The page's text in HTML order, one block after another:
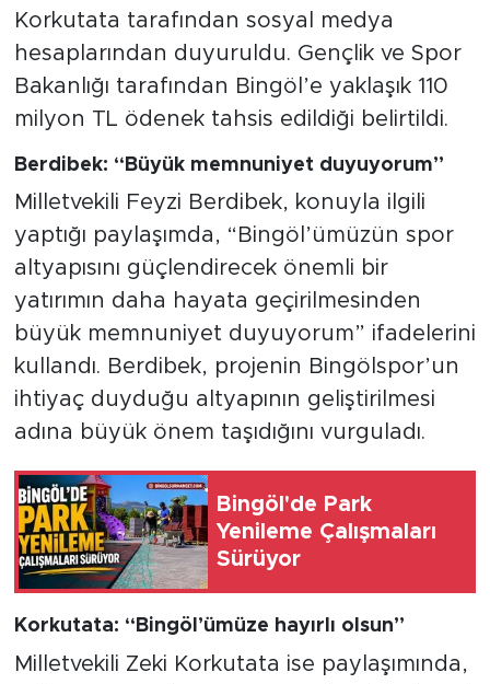
Korkutata tarafından sosyal medya
hesaplarından duyuruldu. Gençlik ve Spor
Bakanlığı tarafından Bingöl’e yaklaşık 110
milyon TL ödenek tahsis edildiği belirtildi.
Berdibek: “Büyük memnuniyet duyuyorum”
Milletvekili Feyzi Berdibek, konuyla ilgili
yaptığı paylaşımda, “Bingöl’ümüzün spor
altyapısını güçlendirecek önemli bir
yatırımın daha hayata geçirilmesinden
büyük memnuniyet duyuyorum” ifadelerini
kullandı. Berdibek, projenin Bingölspor’un
ihtiyaç duyduğu altyapının geliştirilmesi
adına büyük önem taşıdığını vurguladı.
Bingöl'de Park
Yenileme Çalışmaları
Sürüyor
Korkutata: “Bingöl’ümüze hayırlı olsun”
Milletvekili Zeki Korkutata ise paylaşımında,